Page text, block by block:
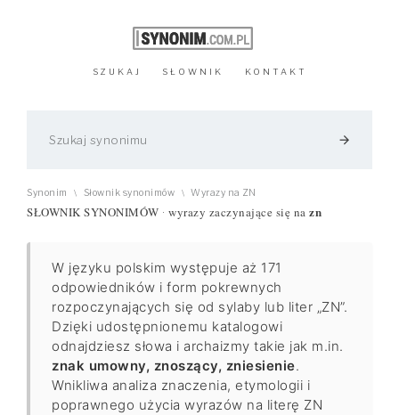
SZUKAJ SŁOWNIK KONTAKT
arrow_forward
Synonim \ Słownik synonimów \ Wyrazy na ZN
SŁOWNIK SYNONIMÓW · wyrazy zaczynające się na zn
W języku polskim występuje aż 171
odpowiedników i form pokrewnych
rozpoczynających się od sylaby lub liter „ZN”.
Dzięki udostępnionemu katalogowi
odnajdziesz słowa i archaizmy takie jak m.in.
znak umowny, znoszący, zniesienie.
Wnikliwa analiza znaczenia, etymologii i
poprawnego użycia wyrazów na literę ZN